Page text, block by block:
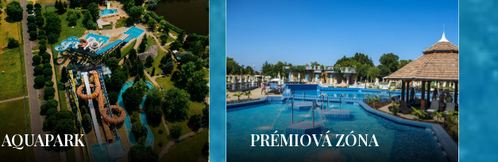
AQUAPARK PRÉMIOVÁ ZÓNA